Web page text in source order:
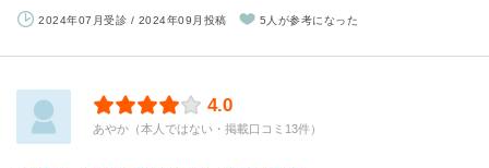
2024年07月受診 / 2024年09月投稿 5人が参考になった
4.0
あやか（本人ではない・掲載口コミ13件）